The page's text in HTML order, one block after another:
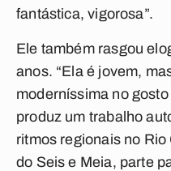
fantástica, vigorosa”.
Ele também rasgou
anos. “Ela é jovem,
moderníssima no
produz um trabalho
ritmos regionais no
do Seis e Meia, parte